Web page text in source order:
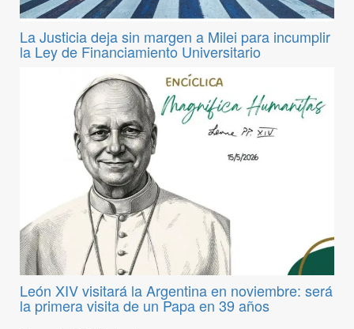
La Justicia deja sin margen a Milei para incumplir
la Ley de Financiamiento Universitario
León XIV visitará la Argentina en noviembre: será
la primera visita de un Papa en 39 años